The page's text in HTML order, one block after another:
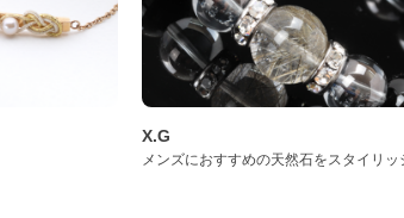
X.G
メンズにおすすめの天然石をスタイリッ